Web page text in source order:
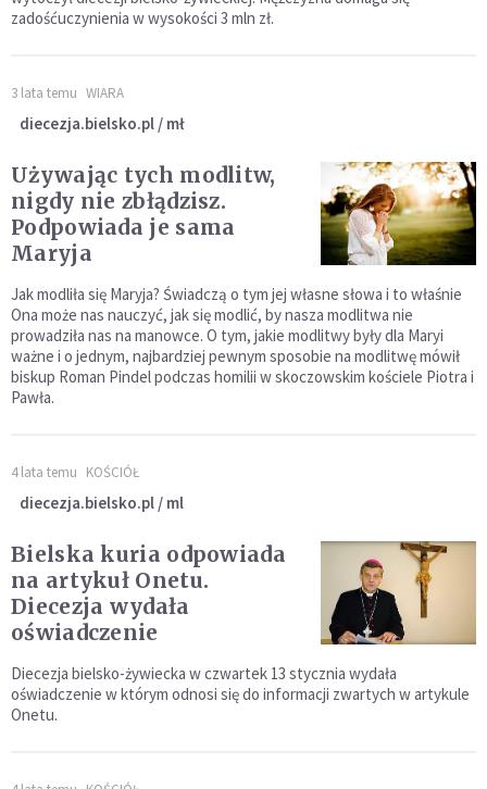
zadośćuczynienia w wysokości 3 mln zł.
3 lata temu WIARA
diecezja.bielsko.pl / mł
Używając tych modlitw,
nigdy nie zbłądzisz.
Podpowiada je sama
Maryja
Jak modliła się Maryja? Świadczą o tym jej własne słowa i to właśnie
Ona może nas nauczyć, jak się modlić, by nasza modlitwa nie
prowadziła nas na manowce. O tym, jakie modlitwy były dla Maryi
ważne i o jednym, najbardziej pewnym sposobie na modlitwę mówił
biskup Roman Pindel podczas homilii w skoczowskim kościele Piotra i
Pawła.
4 lata temu KOŚCIÓŁ
diecezja.bielsko.pl / ml
Bielska kuria odpowiada
na artykuł Onetu.
Diecezja wydała
oświadczenie
Diecezja bielsko-żywiecka w czwartek 13 stycznia wydała
oświadczenie w którym odnosi się do informacji zwartych w artykule
Onetu.